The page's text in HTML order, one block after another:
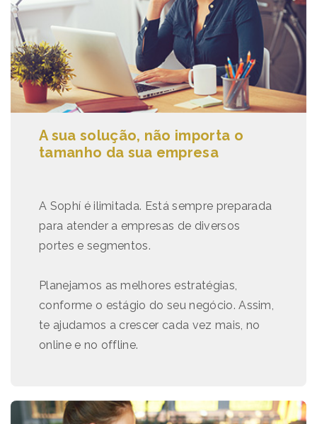
A sua solução, não importa o
tamanho da sua empresa
A Sophí é ilimitada. Está sempre preparada
para atender a empresas de diversos
portes e segmentos.
Planejamos as melhores estratégias,
conforme o estágio do seu negócio. Assim,
te ajudamos a crescer cada vez mais, no
online e no offline.